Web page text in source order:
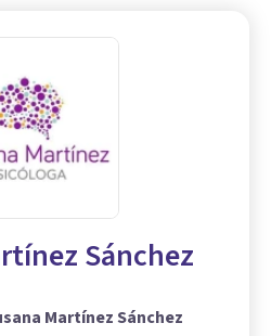
Sánchez
Martínez Sánchez